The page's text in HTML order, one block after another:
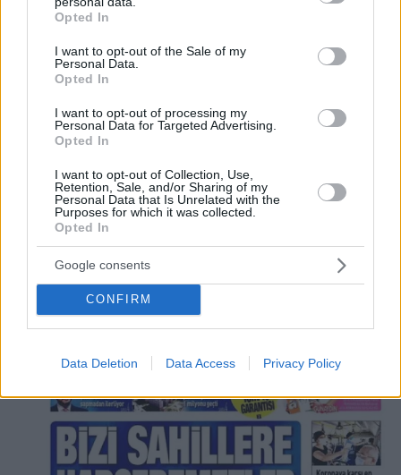
grant or deny consent to Google and its third-party tags to
use your data for below specified purposes in below Google
consent section.
Opted In
I want to opt-out of the Sale of my
Personal Data.
Opted In
I want to opt-out of processing my
Personal Data for Targeted Advertising.
Opted In
I want to opt-out of Collection, Use,
Retention, Sale, and/or Sharing of my
Personal Data that Is Unrelated with the
Purposes for which it was collected.
Opted In
Google consents
CONFIRM
Data Deletion Data Access Privacy Policy
Πόλεμος νεύρων με το Oruc Reis: Πλέει νοτιοδυτικά σε
ελληνική υφαλοκρηπίδα
Νέος χάρτης πρόκληση για έρευνες και δίπλα στην
Κάρπαθο - Το Oruc Reis συνοδεύεται από πέντε
τουρκικά πολεμικά και δύο μικρότερα ερευνητικά
πλοία - Έχει απλώσει καλώδια αλλά δεν κάνει
σεισμικές εργασίες, λένε στην Αθήνα - Το
παρακολουθούν ελληνικά πολεμικά πλοία
11.08.2020, 10:25